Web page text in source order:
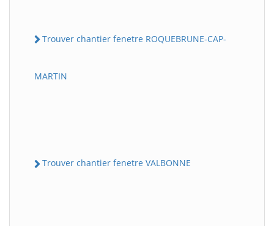
Trouver chantier fenetre ROQUEBRUNE-CAP-
MARTIN
Trouver chantier fenetre VALBONNE